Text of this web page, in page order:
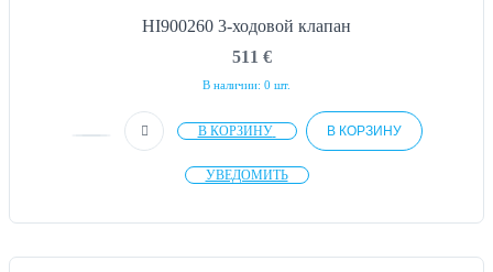
HI900260 3-ходовой клапан
511 €
В наличии: 0 шт.
В КОРЗИНУ В КОРЗИНУ
УВЕДОМИТЬ